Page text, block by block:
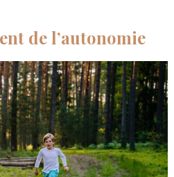
de l’autonomie